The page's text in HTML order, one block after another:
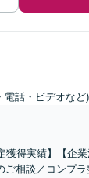
電話・ビデオなど
獲得実績】【企
相談／コンプ